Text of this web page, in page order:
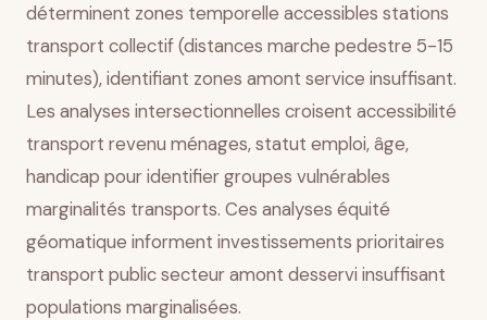
déterminent zones temporelle accessibles stations
transport collectif (distances marche pedestre 5-15
minutes), identifiant zones amont service insuffisant.
Les analyses intersectionnelles croisent accessibilité
transport revenu ménages, statut emploi, âge,
handicap pour identifier groupes vulnérables
marginalités transports. Ces analyses équité
géomatique informent investissements prioritaires
transport public secteur amont desservi insuffisant
populations marginalisées.